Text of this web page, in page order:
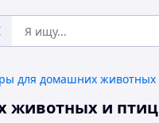
животных и птиц